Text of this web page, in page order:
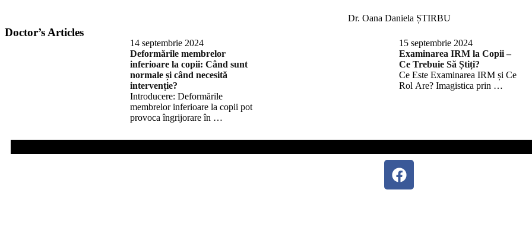
Dr. Oana Daniela ȘTIRBU
Doctor’s Articles
14 septembrie 2024
Deformările membrelor
inferioare la copii: Când sunt
normale și când necesită
intervenție?
Introducere: Deformările
membrelor inferioare la copii pot
provoca îngrijorare în …
15 septembrie 2024
Examinarea IRM la Copii –
Ce Trebuie Să Știți?
Ce Este Examinarea IRM și Ce
Rol Are? Imagistica prin …